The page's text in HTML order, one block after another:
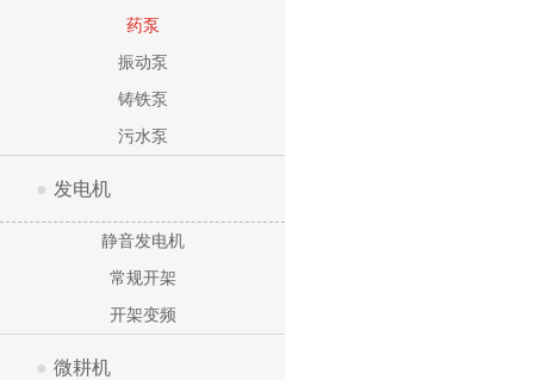
药泵
振动泵
铸铁泵
污水泵
● 发电机
静音发电机
常规开架
开架变频
● 微耕机